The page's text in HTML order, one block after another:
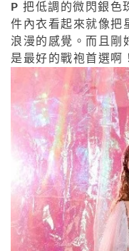
P 把低調的微閃銀色
件內衣看起來就像把
浪漫的感覺。而且剛
是最好的戰袍首選啊！